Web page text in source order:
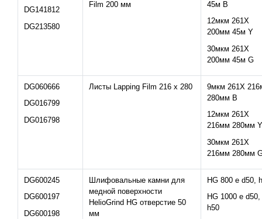
DG141812
DG213580
Film 200 мм
45м B
12мкм 261X
200мм 45м Y
30мкм 261X
200мм 45м G
DG060666
DG016799
DG016798
Листы Lapping Film 216 x 280
9мкм 261X
280мм B
12мкм 261X
216мм 280мм Y
30мкм 261X
216мм 280мм
DG600245
DG600197
DG600198
Шлифовальные камни для
медной поверхности
HelioGrind HG отверстие 50
мм
HG 800 e d50,
HG 1000 e d50,
h50